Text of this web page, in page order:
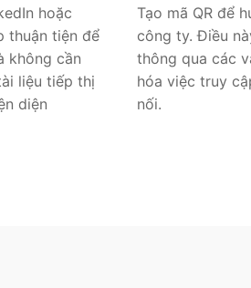
hoặc
thuận tiện để
không cần
liệu tiếp thị
diện
Tạo mã QR để
công ty. Điều
thông qua các
hóa việc truy
nối.